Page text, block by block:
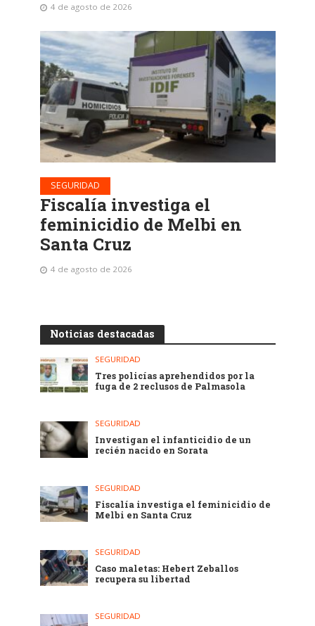
4 de agosto de 2026
SEGURIDAD
Fiscalía investiga el
feminicidio de Melbi en
Santa Cruz
4 de agosto de 2026
Noticias destacadas
SEGURIDAD
Tres policías aprehendidos por la
fuga de 2 reclusos de Palmasola
SEGURIDAD
Investigan el infanticidio de un
recién nacido en Sorata
SEGURIDAD
Fiscalía investiga el feminicidio de
Melbi en Santa Cruz
SEGURIDAD
Caso maletas: Hebert Zeballos
recupera su libertad
SEGURIDAD